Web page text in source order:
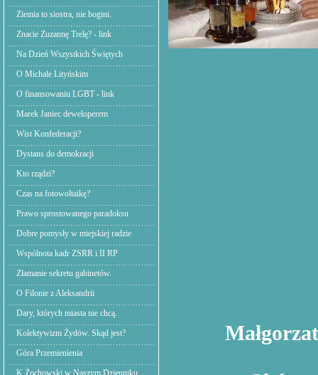
Ziemia to siostra, nie bogini.
Znacie Zuzannę Trelę? - link
Na Dzień Wszystkich Świętych
O Michale Lityńskim
O finansowaniu LGBT - link
Marek Janiec deweloperem
Wist Konfederacji?
Dystans do demokracji
Kto rządzi?
Czas na fotowoltaikę?
Prawo sprostowanego paradoksu
Dobre pomysły w miejskiej radzie
Wspólnota kadr ZSRR i II RP
Złamanie sekretu gabinetów.
O Filonie z Aleksandrii
Dary, których miasta nie chcą.
Kolektywizm Żydów. Skąd jest?
Góra Przemienienia
K.Żochowski w Naszym Dzienniku